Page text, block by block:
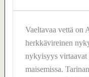
Vaeltavaa vettä on
herkkävireinen
nykyisyys virtaavat
maisemissa.